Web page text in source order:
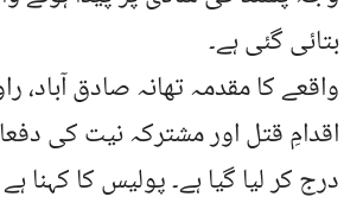
بتائی گئی ہے۔
واقعے کا مقدمہ تھانہ صادق آباد،
اقدامِ قتل اور مشترکہ نیت کی
درج کر لیا گیا ہے۔ پولیس کا کہنا